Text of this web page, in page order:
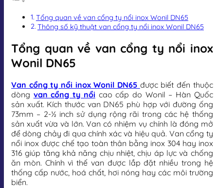
Tổng quan về van cổng ty nổi inox Wonil DN65
Thông số kỹ thuật van cổng ty nổi inox Wonil DN65
Tổng quan về van cổng ty nổi inox
Wonil DN65
Van cổng ty nổi inox Wonil DN65 được biết đến thuộc
dòng van cổng ty nổi cao cấp do Wonil – Hàn Quốc
sản xuất. Kích thước van DN65 phù hợp với đường ống
73mm – 2-½ inch sử dụng rộng rãi trong các hệ thống
sản xuất vừa và lớn. Van có nhiệm vụ chính là đóng mở
để dòng chảy đi qua chính xác và hiệu quả. Van cổng ty
nổi inox được chế tạo toàn thân bằng inox 304 hay inox
316 giúp tăng khả năng chịu nhiệt, chịu áp lực và chống
ăn mòn. Chính vì thế van được lắp đặt nhiều trong hệ
thống cấp nước, hoá chất, hơi nóng hay các môi trường
biển.